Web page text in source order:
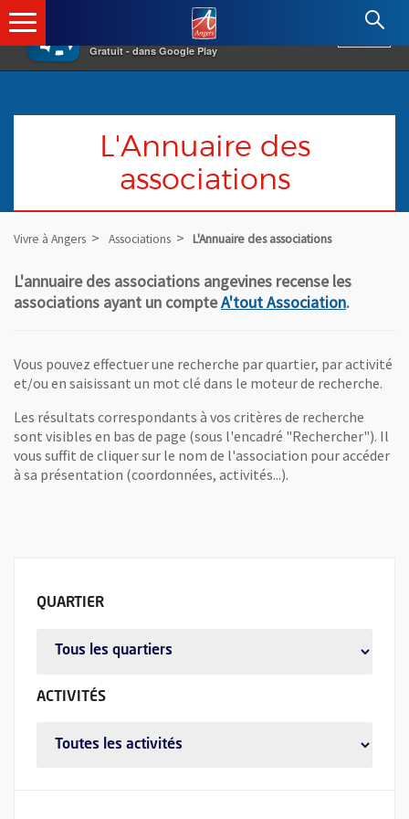
×
Gratuit - dans Google Play
Angers.fr : Retour à l'accueil
L'Annuaire des
associations
Vivre à Angers Associations L'Annuaire des associations
L'annuaire des associations angevines recense les
associations ayant un compteA'tout Association, Ouvre
.
Vous pouvez effectuer une recherche par quartier, par activité
et/ou en saisissant un mot clé dans le moteur de recherche.
Les résultats correspondants à vos critères de recherche
sont visibles en bas de page (sous l'encadré "Rechercher"). Il
vous suffit de cliquer sur le nom de l'association pour accéder
à sa présentation (coordonnées, activités...).
FILTRER LES ASSOCIATIONS PAR
QUARTIER
FILTRER LES ASSOCIATIONS PAR
ACTIVITÉS